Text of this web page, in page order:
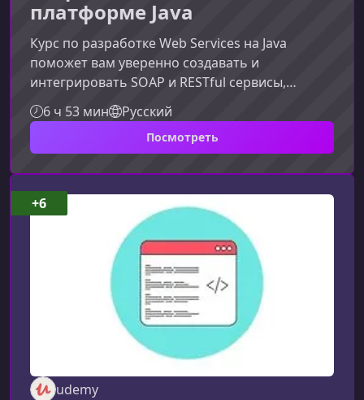
платформе Java
Курс по разработке Web Services на Java
поможет вам уверенно создавать и
интегрировать SOAP и RESTful сервисы,
сочетая теорию с практическими примерами
и реальными кейсами интернет-магазина книг.
Материал подходит для Java разработчиков
любого уровня, стремящихся улучшить
навыки проектирования и публикации
веб‑сервисов.Что вы изучите на курсеВ ходе
обучения вы поэтапно разберёте процесс
разработки веб‑сервисов — от
проектирования данных до раз
6 ч 53 мин Русский
Посмотреть
udemy
+6